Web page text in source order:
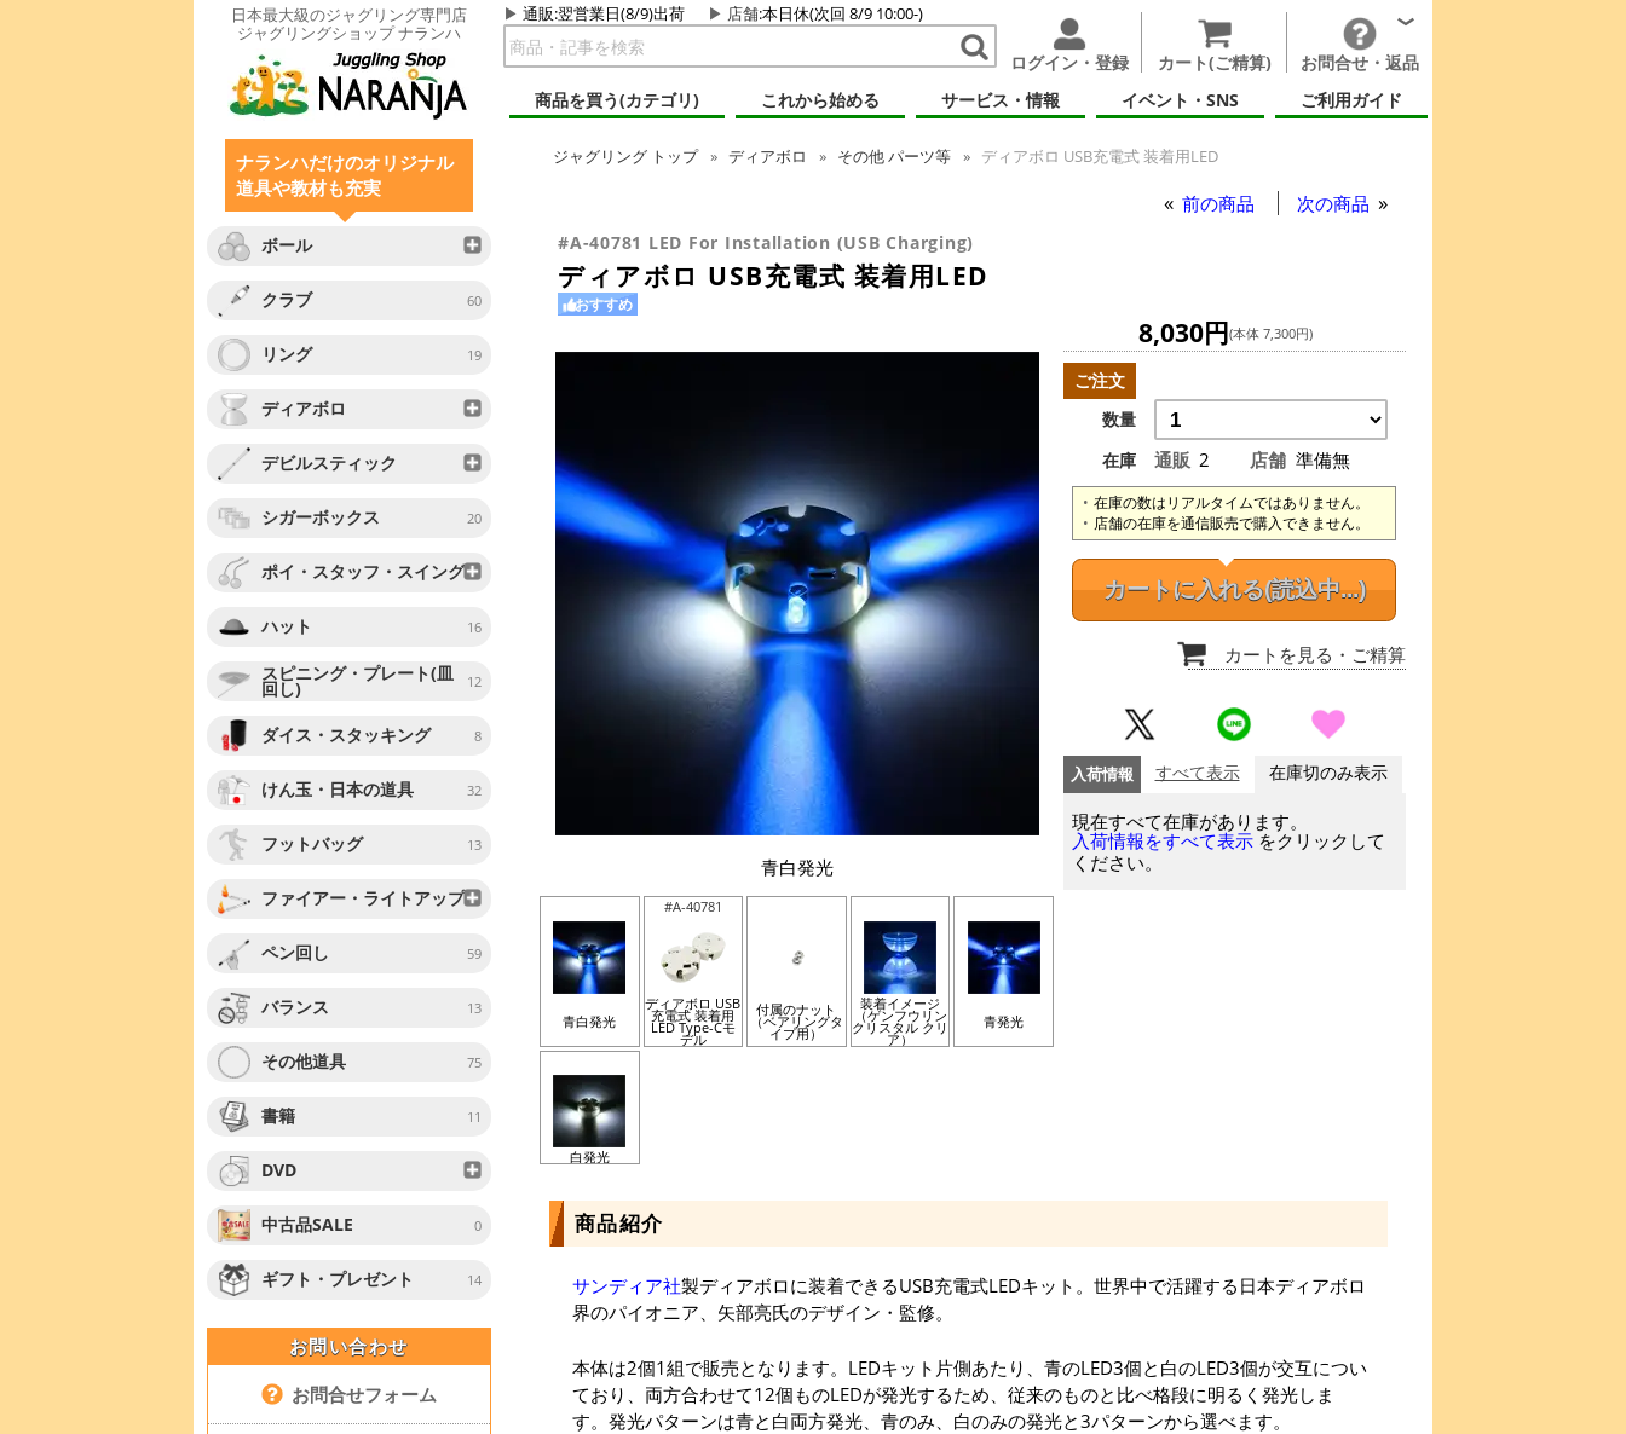
日本最大級のジャグリング専門店
ジャグリングショップ ナランハ
通販:翌営業日(8/9)出荷 店舗:本日休(次回 8/9 10:00-)
ログイン・登録 カート(ご精算)
お問合せ・返品
商品を買う(カテゴリ)
これから始める サービス・情報 イベント・SNS ご利用ガイド
ナランハだけのオリジナル
道具や教材も充実
ボール
クラブ 60
リング 19
ディアボロ
デビルスティック
シガーボックス 20
ポイ・スタッフ・スイング
ハット 16
スピニング・プレート(皿
回し) 12
ダイス・スタッキング 8
けん玉・日本の道具 32
フットバッグ 13
ファイアー・ライトアップ
ペン回し 59
バランス 13
その他道具 75
書籍 11
DVD
中古品SALE 0
ギフト・プレゼント 14
お問い合わせ
お問合せフォーム
ジャグリング トップ ディアボロ その他 パーツ等 ディアボロ USB充電式 装着用LED
前の商品 次の商品
#A-40781 LED For Installation (USB Charging)
ディアボロ USB充電式 装着用LED
おすすめ
青白発光
青白発光
#A-40781
ディアボロ USB
充電式 装着用
LED Type-Cモ
デル
付属のナット
（ベアリングタ
イプ用）
装着イメージ
（ゲンフウリン
クリスタル クリ
ア）
青発光
白発光
8,030円(本体 7,300円)
ご注文
数量
在庫
通販 2 店舗 準備無
在庫の数はリアルタイムではありません。
店舗の在庫を通信販売で購入できません。
カートに入れる(読込中...)
カートを見る ・ご精算
入荷情報 すべて表示 在庫切のみ表示
現在すべて在庫があります。
入荷情報をすべて表示 をクリックして
ください。
商品紹介
サンディア社製ディアボロに装着できるUSB充電式LEDキット。世界中で活躍する日本ディアボロ
界のパイオニア、矢部亮氏のデザイン・監修。
本体は2個1組で販売となります。LEDキット片側あたり、青のLED3個と白のLED3個が交互につい
ており、両方合わせて12個ものLEDが発光するため、従来のものと比べ格段に明るく発光しま
す。発光パターンは青と白両方発光、青のみ、白のみの発光と3パターンから選べます。